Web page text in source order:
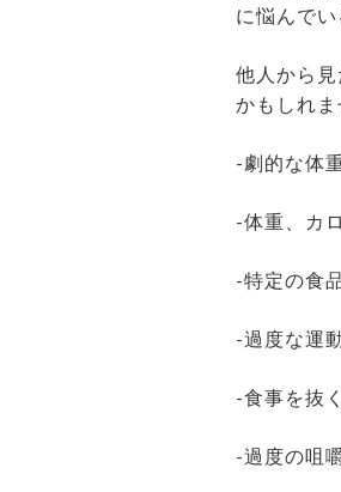
に悩んでい
他人から
かもしれま
-劇的な体
-体重、カ
-特定の食
-過度な運
-食事を抜
-過度の咀